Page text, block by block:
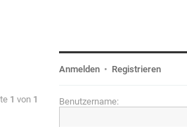
1 von 1
Anmelden • Registrieren
Benutzername: